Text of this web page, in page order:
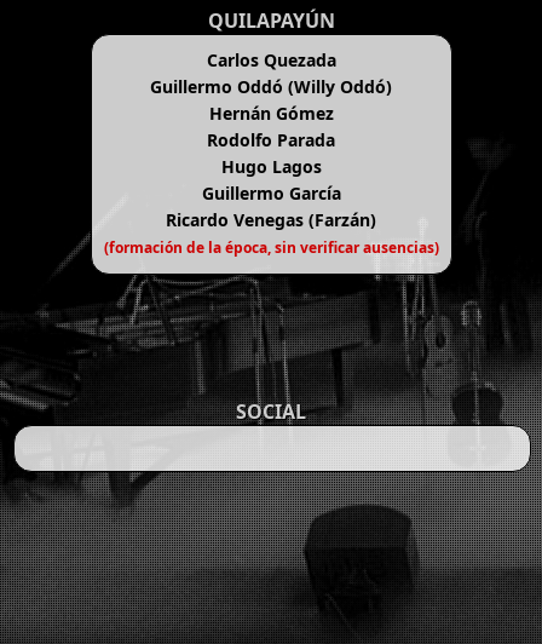
QUILAPAYÚN
Carlos Quezada
Guillermo Oddó (Willy Oddó)
Hernán Gómez
Rodolfo Parada
Hugo Lagos
Guillermo García
Ricardo Venegas (Farzán)
(formación de la época, sin verificar ausencias)
SOCIAL